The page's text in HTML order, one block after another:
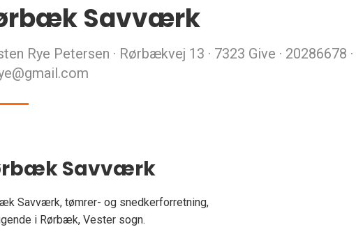
Savværk
Rye Petersen · Rørbækvej 13 · 7323 Give · 20286678 ·
Savværk
Savværk, tømrer- og snedkerforretning,
i Rørbæk, Vester sogn.